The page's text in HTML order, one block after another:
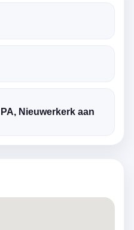
Nieuwerkerk aan